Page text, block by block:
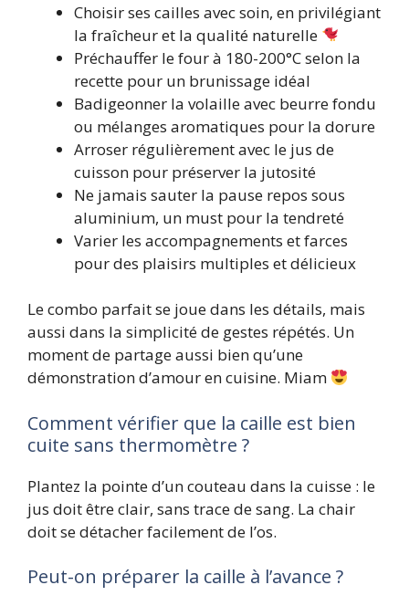
Choisir ses cailles avec soin, en privilégiant
la fraîcheur et la qualité naturelle
Préchauffer le four à 180-200°C selon la
recette pour un brunissage idéal
Badigeonner la volaille avec beurre fondu
ou mélanges aromatiques pour la dorure
Arroser régulièrement avec le jus de
cuisson pour préserver la jutosité
Ne jamais sauter la pause repos sous
aluminium, un must pour la tendreté
Varier les accompagnements et farces
pour des plaisirs multiples et délicieux
Le combo parfait se joue dans les détails, mais
aussi dans la simplicité de gestes répétés. Un
moment de partage aussi bien qu’une
démonstration d’amour en cuisine. Miam
Comment vérifier que la caille est bien
cuite sans thermomètre ?
Plantez la pointe d’un couteau dans la cuisse : le
jus doit être clair, sans trace de sang. La chair
doit se détacher facilement de l’os.
Peut-on préparer la caille à l’avance ?